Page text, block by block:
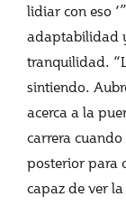
lidiar con eso
adaptabilidad
tranquilidad.
sintiendo.
acerca a la
carrera
posterior para
capaz de ver